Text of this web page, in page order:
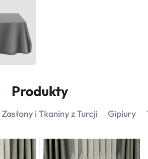
Produkty
Zasłony i Tkaniny z Turcji Gipiury